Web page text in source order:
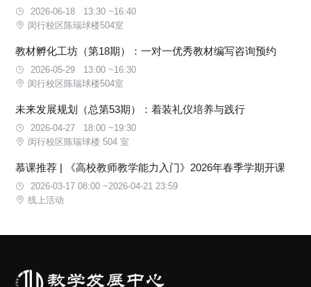
2026-06-18 13:30 ~16:40
闵行校区陈瑞球楼504室
教材孵化工坊（第18期）：一对一优秀教材编写咨询预约
2026-05-29 13:00 ~16:30
闵行校区陈瑞球楼504室
未来发展规划（总第53期）：着装礼仪培养与践行
2026-04-27 18:00 ~19:30
闵行校区陈瑞球楼 504 室
慕课推荐 | 《高校教师教学能力入门》2026年春季学期开课
2026-03-17 08:00 ~2026-04-21 23:59
线上活动